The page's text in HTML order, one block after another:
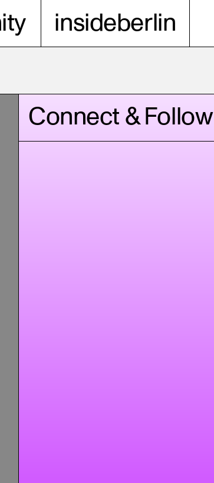
insideberlin
Connect & Follow